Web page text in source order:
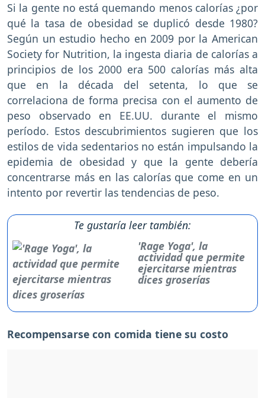
Si la gente no está quemando menos calorías ¿por
qué la tasa de obesidad se duplicó desde 1980?
Según un estudio hecho en 2009 por la American
Society for Nutrition, la ingesta diaria de calorías a
principios de los 2000 era 500 calorías más alta
que en la década del setenta, lo que se
correlaciona de forma precisa con el aumento de
peso observado en EE.UU. durante el mismo
período. Estos descubrimientos sugieren que los
estilos de vida sedentarios no están impulsando la
epidemia de obesidad y que la gente debería
concentrarse más en las calorías que come en un
intento por revertir las tendencias de peso.
Te gustaría leer también:
'Rage Yoga', la
actividad que permite
ejercitarse mientras
dices groserías
Recompensarse con comida tiene su costo